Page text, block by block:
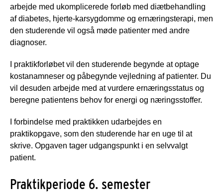
arbejde med ukomplicerede forløb med diætbehandling
af diabetes, hjerte-karsygdomme og ernæringsterapi, men
den studerende vil også møde patienter med andre
diagnoser.
I praktikforløbet vil den studerende begynde at optage
kostanamneser og påbegynde vejledning af patienter. Du
vil desuden arbejde med at vurdere ernæringsstatus og
beregne patientens behov for energi og næringsstoffer.
I forbindelse med praktikken udarbejdes en
praktikopgave, som den studerende har en uge til at
skrive. Opgaven tager udgangspunkt i en selvvalgt
patient.
Praktikperiode 6. semester